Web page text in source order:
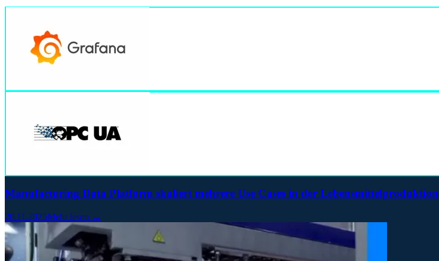
Manufacturing Data Platform skaliert mehrere Use Cases in der Lebensmittelproduktion
20.11.2025Mehr lesen →